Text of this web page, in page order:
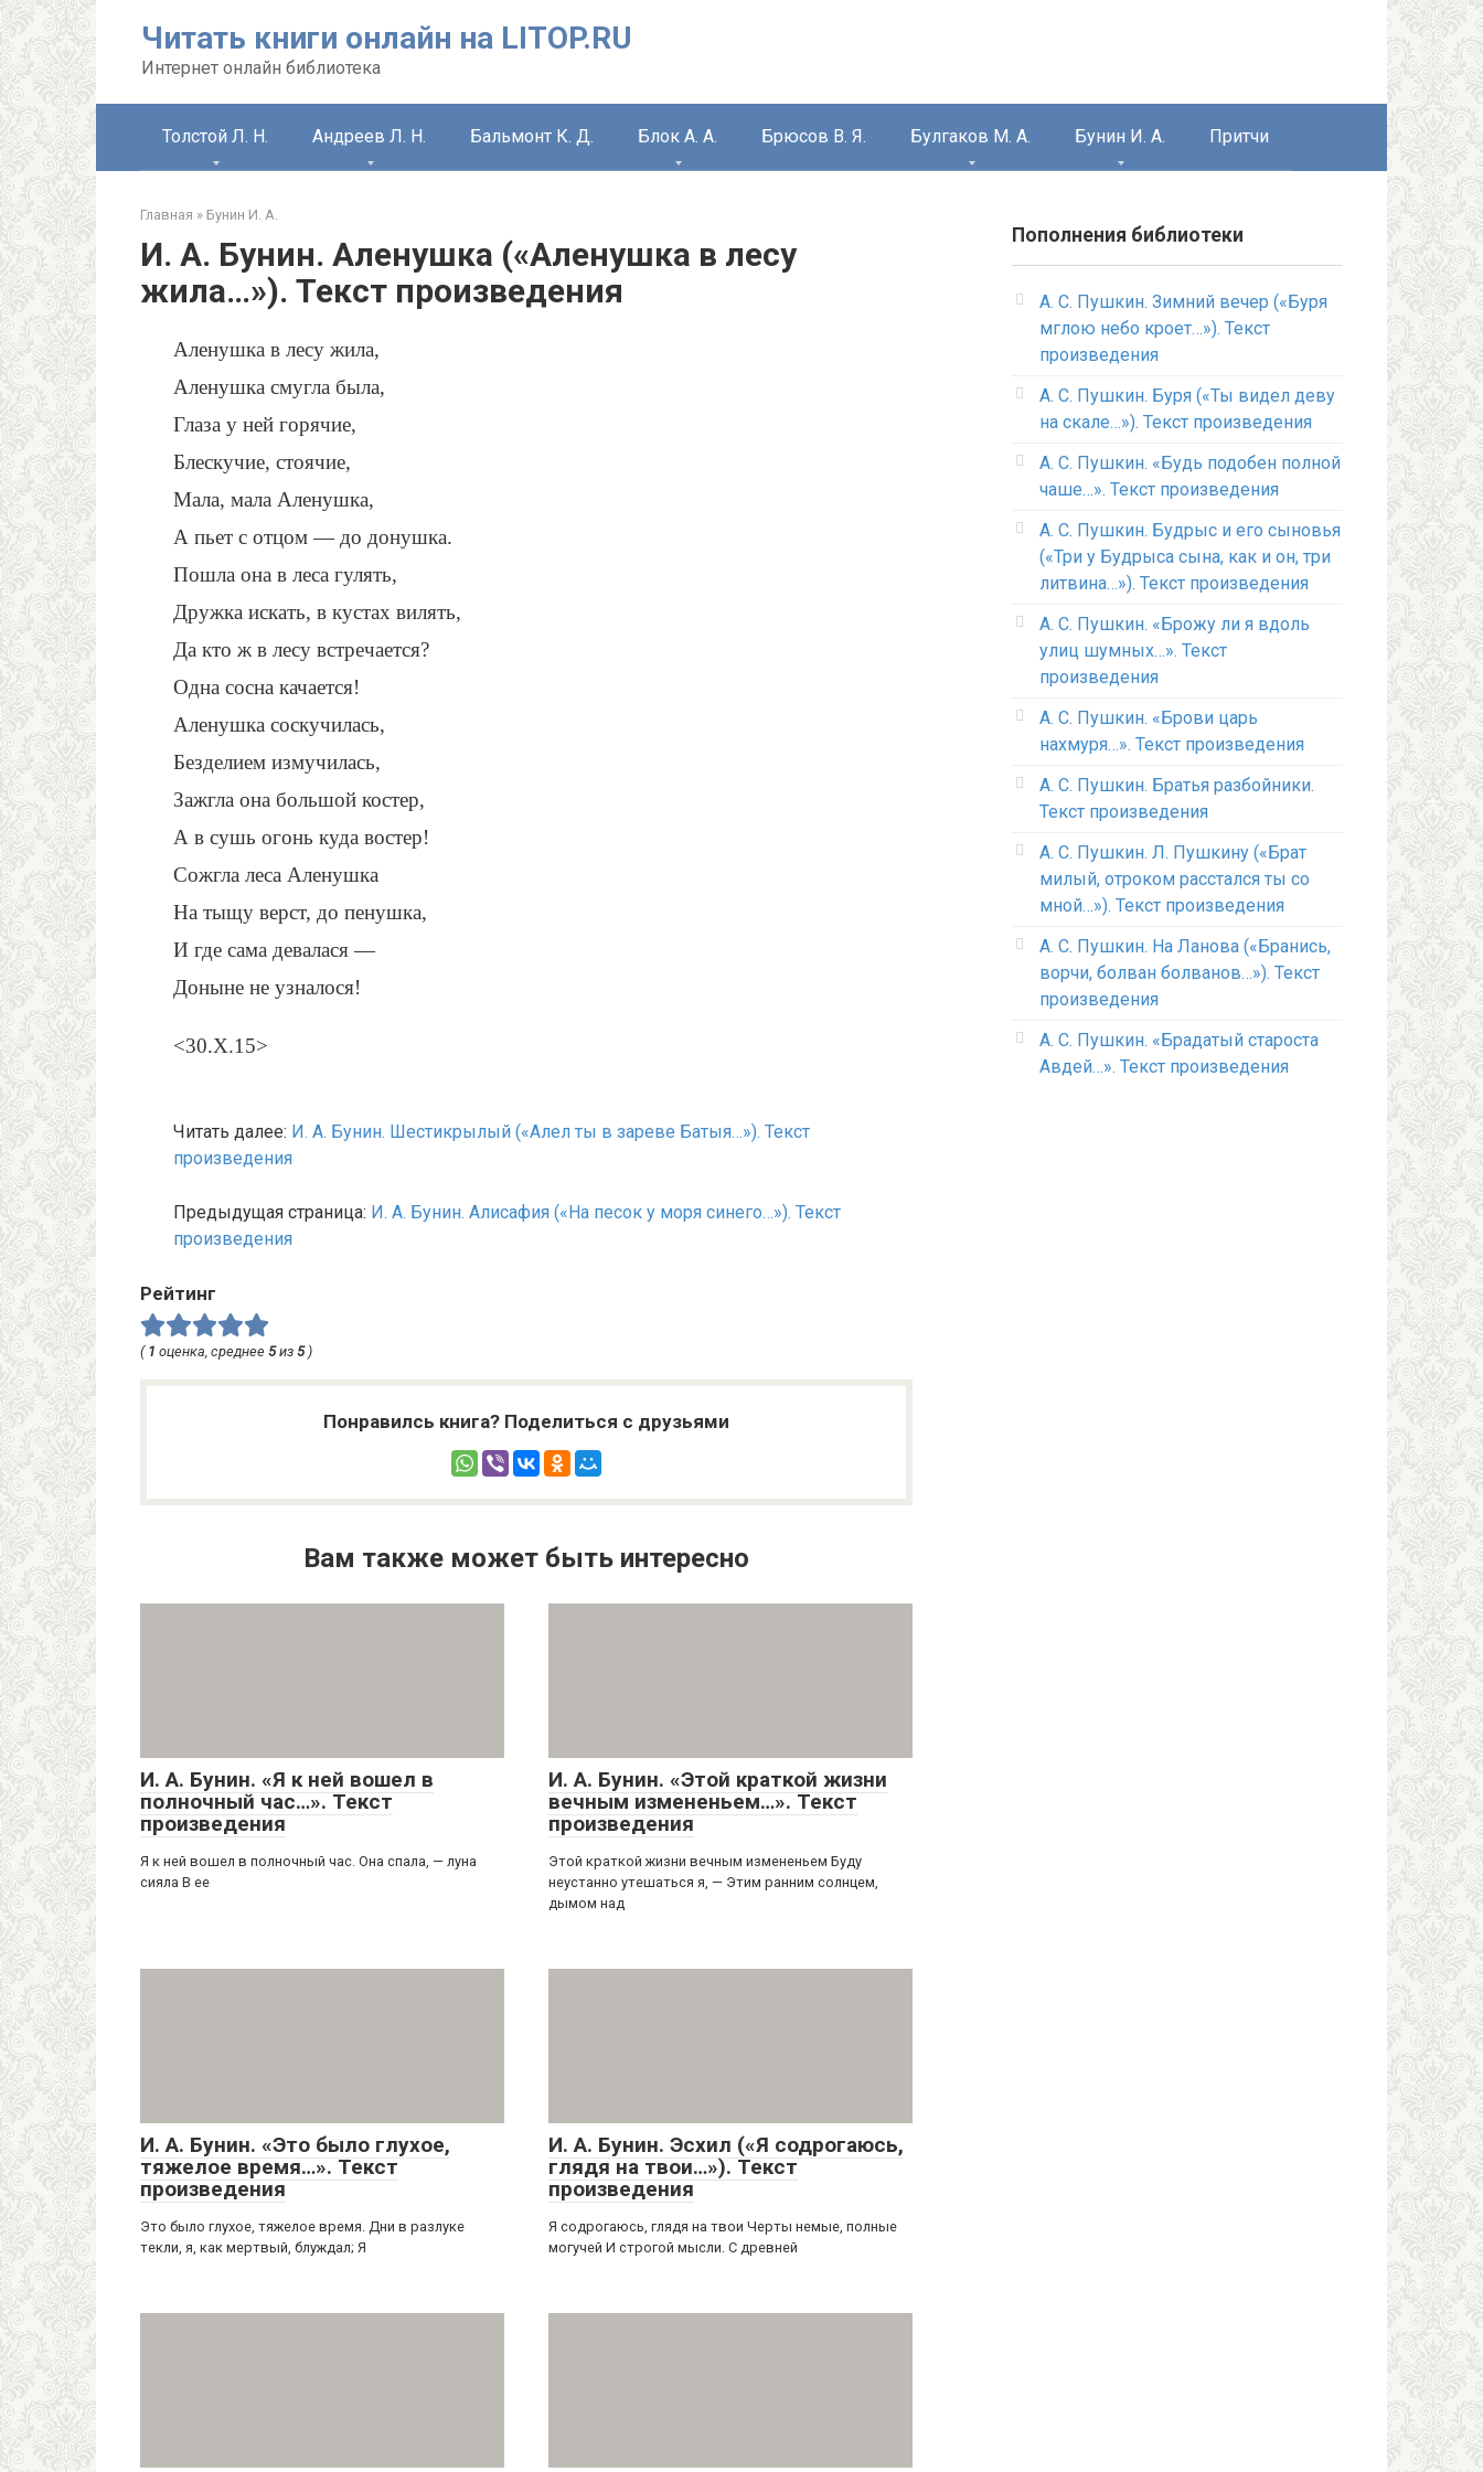
Читать книги онлайн на LITOP.RU
Интернет онлайн библиотека
Толстой Л. Н. Андреев Л. Н. Бальмонт К. Д. Блок А. А. Брюсов В. Я. Булгаков М. А. Бунин И. А. Притчи
Главная » Бунин И. А.
И. А. Бунин. Аленушка («Аленушка в лесу
жила…»). Текст произведения
Аленушка в лесу жила,
Аленушка смугла была,
Глаза у ней горячие,
Блескучие, стоячие,
Мала, мала Аленушка,
А пьет с отцом — до донушка.
Пошла она в леса гулять,
Дружка искать, в кустах вилять,
Да кто ж в лесу встречается?
Одна сосна качается!
Аленушка соскучилась,
Безделием измучилась,
Зажгла она большой костер,
А в сушь огонь куда востер!
Сожгла леса Аленушка
На тыщу верст, до пенушка,
И где сама девалася —
Доныне не узналося!
<30.X.15>
Читать далее: И. А. Бунин. Шестикрылый («Алел ты в зареве Батыя…»). Текст
произведения
Предыдущая страница: И. А. Бунин. Алисафия («На песок у моря синего…»). Текст
произведения
Рейтинг
( 1 оценка, среднее 5из 5)
Понравилсь книга? Поделиться с друзьями
Вам также может быть интересно
И. А. Бунин. «Я к ней вошел в
полночный час…». Текст
произведения
Я к ней вошел в полночный час. Она спала, — луна
сияла В ее
И. А. Бунин. «Этой краткой жизни
вечным измененьем…». Текст
произведения
Этой краткой жизни вечным измененьем Буду
неустанно утешаться я, — Этим ранним солнцем,
дымом над
И. А. Бунин. «Это было глухое,
тяжелое время…». Текст
произведения
Это было глухое, тяжелое время. Дни в разлуке
текли, я, как мертвый, блуждал; Я
И. А. Бунин. Эсхил («Я содрогаюсь,
глядя на твои…»). Текст
произведения
Я содрогаюсь, глядя на твои Черты немые, полные
могучей И строгой мысли. С древней
Пополнения библиотеки
А. С. Пушкин. Зимний вечер («Буря
мглою небо кроет…»). Текст
произведения
А. С. Пушкин. Буря («Ты видел деву
на скале…»). Текст произведения
А. С. Пушкин. «Будь подобен полной
чаше…». Текст произведения
А. С. Пушкин. Будрыс и его сыновья
(«Три у Будрыса сына, как и он, три
литвина…»). Текст произведения
А. С. Пушкин. «Брожу ли я вдоль
улиц шумных…». Текст
произведения
А. С. Пушкин. «Брови царь
нахмуря…». Текст произведения
А. С. Пушкин. Братья разбойники.
Текст произведения
А. С. Пушкин. Л. Пушкину («Брат
милый, отроком расстался ты со
мной…»). Текст произведения
А. С. Пушкин. На Ланова («Бранись,
ворчи, болван болванов…»). Текст
произведения
А. С. Пушкин. «Брадатый староста
Авдей…». Текст произведения